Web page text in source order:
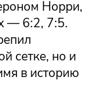
Норри,
— 6:2, 7:5.
сетке, но и
в историю